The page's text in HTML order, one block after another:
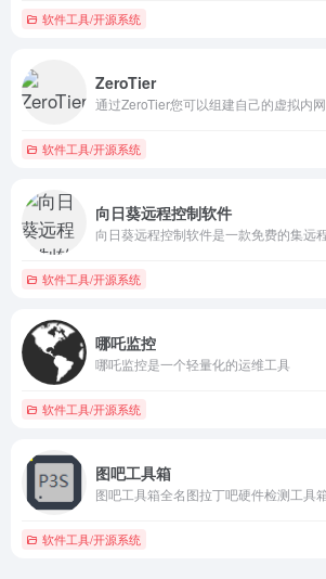
软件工具/开源系统
ZeroTier
通过ZeroTier您可以组建自己的虚拟内网
软件工具/开源系统
向日葵远程控制软件
软件工具/开源系统
哪吒监控
哪吒监控是一个轻量化的运维工具
软件工具/开源系统
图吧工具箱
软件工具/开源系统
灰 灰叶 2026-05-14 22:54
欢迎大家来到我的小站😊
灰 灰叶2026-05-14 23:19
hank 2026-05-15 09:39
你好我好大家好
D dwl 2026-06-30 18:05
我凑。真全面